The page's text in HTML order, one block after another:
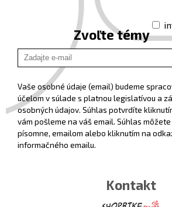
Zvoľte témy
Vaše osobné údaje (email) budeme
účelom v súlade s platnou legislatívou a
osobných údajov. Súhlas potvrdíte
vám pošleme na váš email. Súhlas
písomne, emailom alebo kliknutím na
informačného emailu.
Kontakt